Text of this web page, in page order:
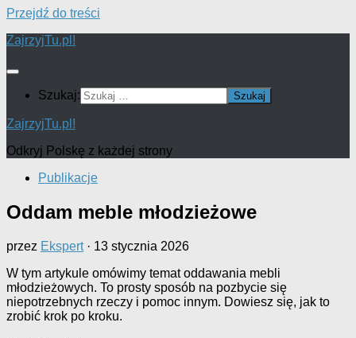
Przejdź do treści
ZajrzyjTu.pl!
Szukaj:
ZajrzyjTu.pl!
Odkryj Polskę z każdej strony
Publikacje
Oddam meble młodzieżowe
przez Ekspert· 13 stycznia 2026
W tym artykule omówimy temat oddawania mebli
młodzieżowych. To prosty sposób na pozbycie się
niepotrzebnych rzeczy i pomoc innym. Dowiesz się, jak to
zrobić krok po kroku.